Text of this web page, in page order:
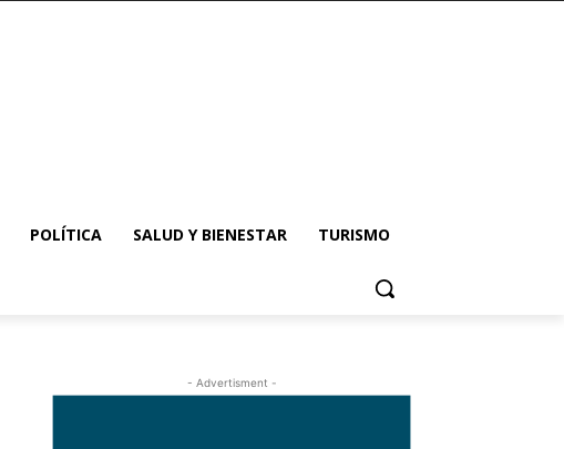
POLÍTICA SALUD Y BIENESTAR TURISMO
- Advertisment -